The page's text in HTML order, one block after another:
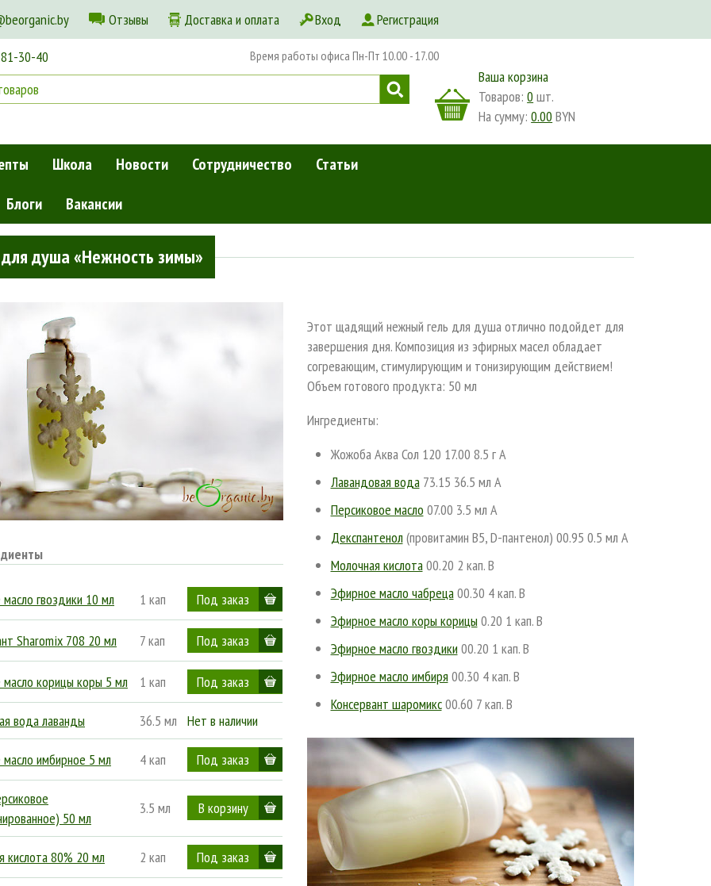
Отзывы Доставка и оплата Вход Регистрация
30-40 Время работы офиса Пн-Пт 10.00 - 17.00
Ваша корзина
Товаров:0 шт.
На сумму:0.00 BYN
Школа Новости Сотрудничество
Статьи
Блоги Вакансии
для душа «Нежность зимы»
гвоздики 10 мл 1 кап
Sharomix 708 20 мл 7 кап
корицы коры 5 мл 1 кап
вода лаванды 36.5 мл Нет в наличии
имбирное 5 мл 4 кап
50 мл
3.5 мл
кислота 80% 20 мл 2 кап
Этот щадящий нежный гель для душа отлично подойдет для
завершения дня. Композиция из эфирных масел обладает
согревающим, стимулирующим и тонизирующим действием!
Объем готового продукта: 50 мл
Ингредиенты:
Жожоба Аква Сол 120 17.00 8.5 г A
Лавандовая вода73.15 36.5 мл A
Персиковое масло 07.00 3.5 мл A
Декспантенол (провитамин В5, D-пантенол) 00.95 0.5 мл A
Молочная кислота00.20 2 кап. В
Эфирное масло чабреца00.30 4 кап. B
Эфирное масло коры корицы 0.20 1 кап. B
Эфирное масло гвоздики 00.20 1 кап. B
Эфирное масло имбиря 00.30 4 кап. В
Консервант шаромикс00.60 7 кап. В